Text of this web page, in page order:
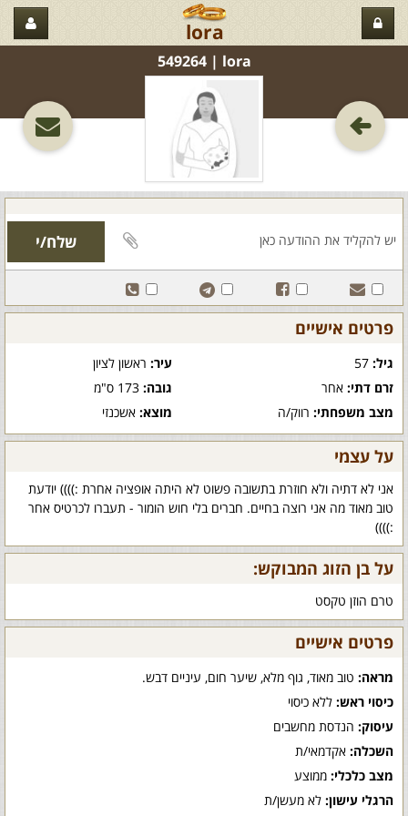
lora
lora‏ | 549264
פרטים אישיים
גיל: עיר:ראשון לציון
זרם דתי: אחר גובה:173 ס"מ
מצב משפחתי: רווק/ה מוצא:אשכנזי
על עצמי
אני לא דתיה ולא חוזרת בתשובה פשוט לא היתה אופציה אחרת :)))) יודעת
טוב מאוד מה אני רוצה בחיים. חברים בלי חוש הומור - תעברו לכרטיס אחר
:))))
על בן הזוג המבוקש:
טרם הוזן טקסט
פרטים אישיים
מראה: טוב מאוד, גוף מלא, שיער חום, עיניים דבש.
כיסוי ראש: ללא כיסוי
עיסוק: הנדסת מחשבים
השכלה: אקדמאי/ת
מצב כלכלי: ממוצע
הרגלי עישון: לא מעשן/ת